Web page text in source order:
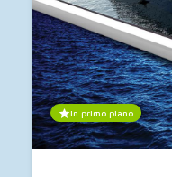
In primo piano